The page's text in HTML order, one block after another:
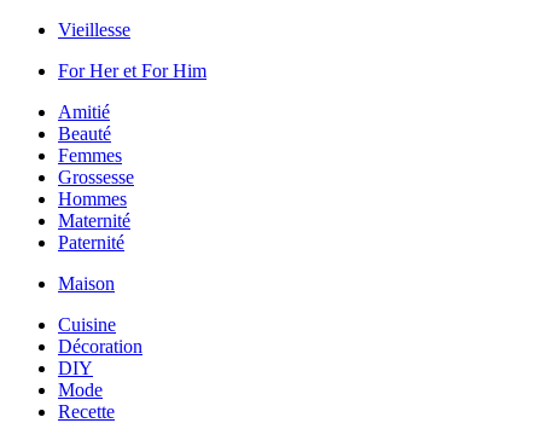
Vieillesse
For Her et For Him
Amitié
Beauté
Femmes
Grossesse
Hommes
Maternité
Paternité
Maison
Cuisine
Décoration
DIY
Mode
Recette